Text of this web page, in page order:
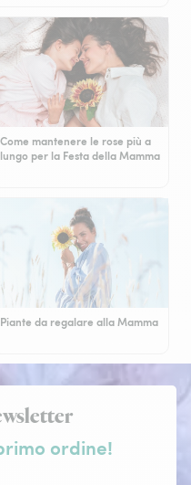
Come mantenere le rose più a
lungo per la Festa della Mamma
Piante da regalare alla Mamma
ordine!